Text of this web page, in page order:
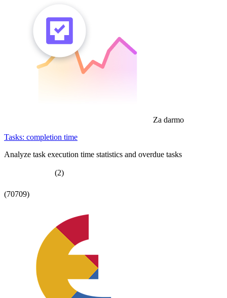
Za darmo
Tasks: completion time
Analyze task execution time statistics and overdue tasks
(2)
(70709)